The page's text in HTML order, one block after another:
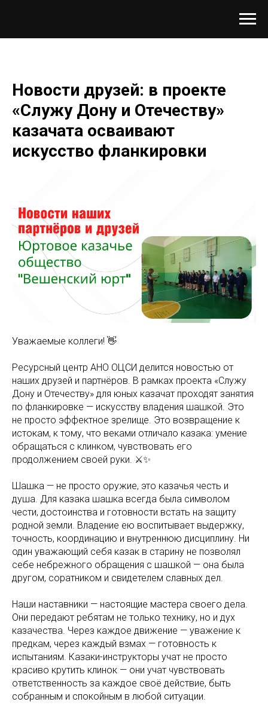
Новости друзей: в проекте
«Служу Дону и Отечеству»
казачата осваивают
искусство фланкировки
Уважаемые коллеги! 👋
Ресурсный центр АНО ОЦСИ делится новостью от
наших друзей и партнёров. В рамках проекта «Служу
Дону и Отечеству» для юных казачат проходят занятия
по фланкировке — искусству владения шашкой. Это
не просто эффектное зрелище. Это возвращение к
истокам, к тому, что веками отличало казака: умение
обращаться с клинком, чувствовать его
продолжением своей руки. ⚔️✨
Шашка — не просто оружие, это казачья честь и
душа. Для казака шашка всегда была символом
чести, достоинства и готовности встать на защиту
родной земли. Владение ею воспитывает выдержку,
точность, координацию и внутреннюю дисциплину. Ни
один уважающий себя казак в старину не позволял
себе небрежного обращения с шашкой — она была
другом, соратником и свидетелем славных дел.
Наши наставники — настоящие мастера своего дела.
Они передают ребятам не только технику, но и дух
казачества. Через каждое движение — уважение к
предкам, через каждый взмах — готовность к
испытаниям. Казаки-инструкторы учат не просто
красиво крутить клинок — они учат чувствовать
ответственность за каждое своё действие, быть
собранным и спокойным в любой ситуации.